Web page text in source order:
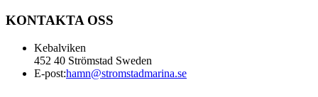
KONTAKTA OSS
Kebalviken
452 40 Strömstad Sweden
E-post:hamn@stromstadmarina.se